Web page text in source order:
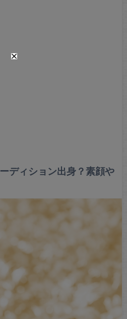
ディション出身？素顔や